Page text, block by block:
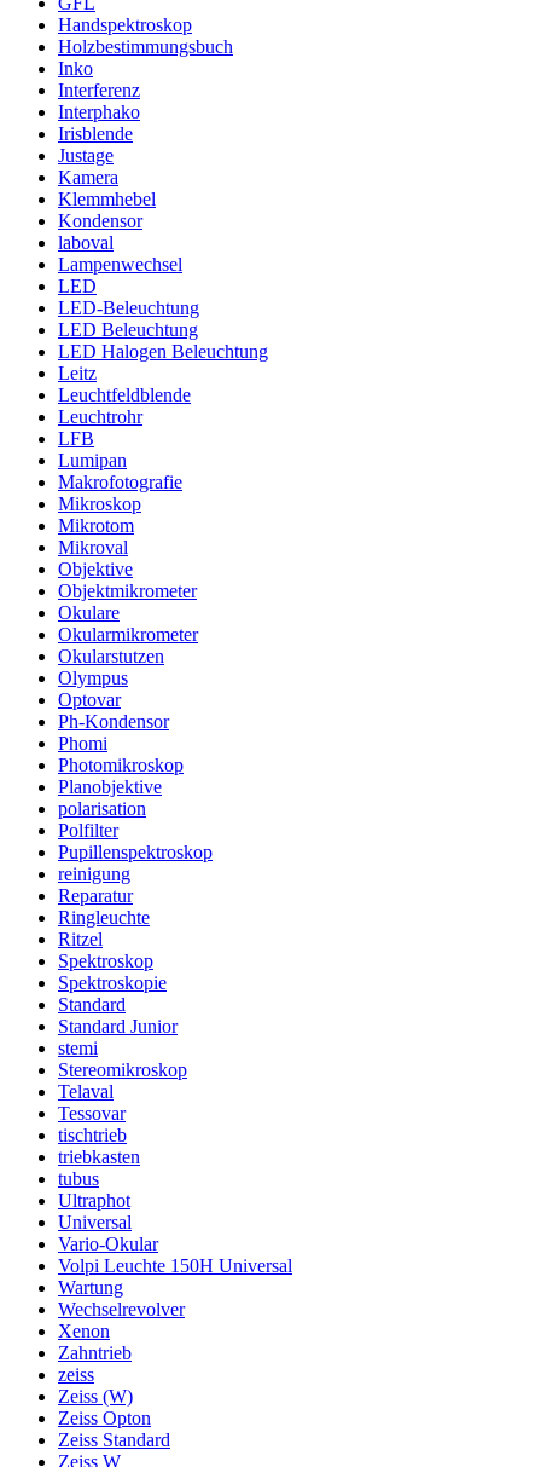
Handspektroskop
Holzbestimmungsbuch
Inko
Interferenz
Interphako
Irisblende
Justage
Kamera
Klemmhebel
Kondensor
laboval
Lampenwechsel
LED
LED-Beleuchtung
LED Beleuchtung
LED Halogen Beleuchtung
Leitz
Leuchtfeldblende
Leuchtrohr
LFB
Lumipan
Makrofotografie
Mikroskop
Mikrotom
Mikroval
Objektive
Objektmikrometer
Okulare
Okularmikrometer
Okularstutzen
Olympus
Optovar
Ph-Kondensor
Phomi
Photomikroskop
Planobjektive
polarisation
Polfilter
Pupillenspektroskop
reinigung
Reparatur
Ringleuchte
Ritzel
Spektroskop
Spektroskopie
Standard
Standard Junior
stemi
Stereomikroskop
Telaval
Tessovar
tischtrieb
triebkasten
tubus
Ultraphot
Universal
Vario-Okular
Volpi Leuchte 150H Universal
Wartung
Wechselrevolver
Xenon
Zahntrieb
zeiss
Zeiss (W)
Zeiss Opton
Zeiss Standard
Zeiss W